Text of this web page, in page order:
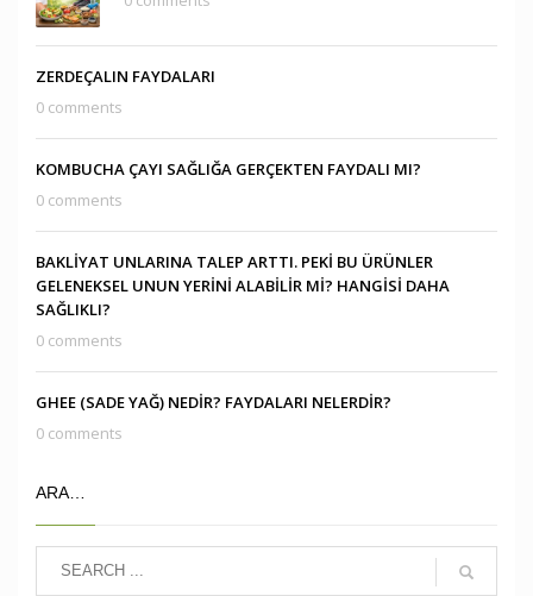
ZERDEÇALIN FAYDALARI
0 comments
KOMBUCHA ÇAYI SAĞLIĞA GERÇEKTEN FAYDALI MI?
0 comments
BAKLİYAT UNLARINA TALEP ARTTI. PEKİ BU ÜRÜNLER
GELENEKSEL UNUN YERİNİ ALABİLİR Mİ? HANGİSİ DAHA
SAĞLIKLI?
0 comments
GHEE (SADE YAĞ) NEDİR? FAYDALARI NELERDİR?
0 comments
ARA…